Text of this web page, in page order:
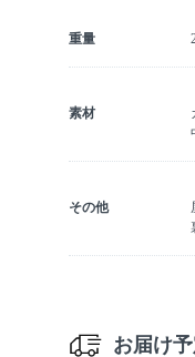
重量
素材
その他
お届け